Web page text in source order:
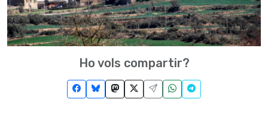
Ho vols compartir?